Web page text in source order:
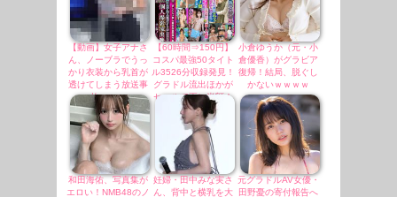
【動画】女子アナさ
ん、ノーブラでうっ
かり衣装から乳首が
透けてしまう放送事
故ｗｗｗ
【60時間⇒150円】
コスパ最強50タイト
ル3526分収録発見！
グラドル流出ほかが
セールで更に半額！
小倉ゆうか（元・小
倉優香）がグラビア
復帰！結局、脱ぐし
かないｗｗｗｗ
和田海佑、写真集が
エロい！NMB48のノ
妊婦・田中みな実さ
ん、背中と横乳を大
元グラドルAV女優・
田野憂の寄付報告へ